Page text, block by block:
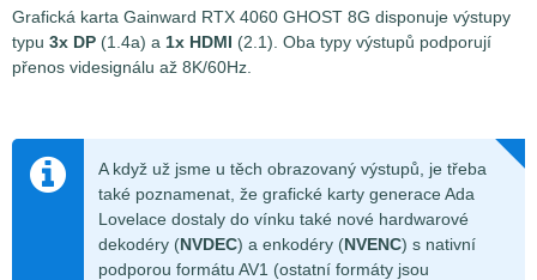
Grafická karta Gainward RTX 4060 GHOST 8G disponuje výstupy
typu 3x DP (1.4a) a 1x HDMI (2.1). Oba typy výstupů podporují
přenos videsignálu až 8K/60Hz.
A když už jsme u těch obrazovaný výstupů, je třeba
také poznamenat, že grafické karty generace Ada
Lovelace dostaly do vínku také nové hardwarové
dekodéry (NVDEC) a enkodéry (NVENC) s nativní
podporou formátu AV1 (ostatní formáty jsou